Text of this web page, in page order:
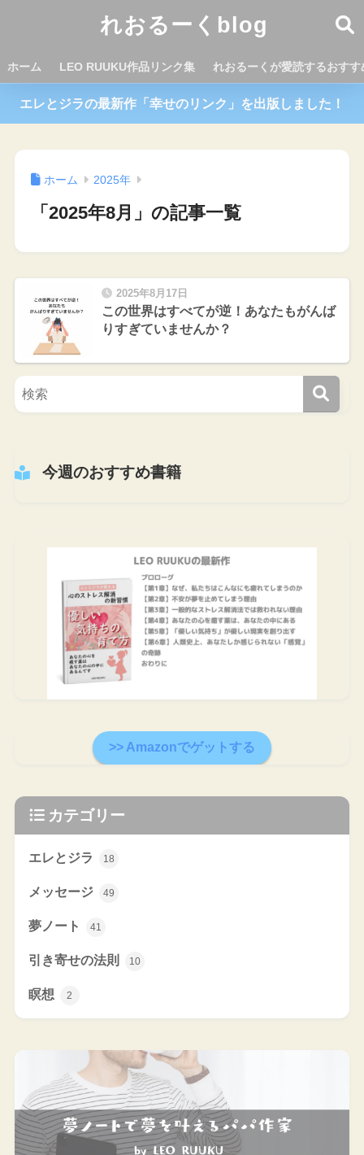
れおるーくblog
ホーム LEO RUUKU作品リンク集 れおるーくが愛読するおすす
エレとジラの最新作「幸せのリンク」を出版しました！
ホーム 2025年
「2025年8月」の記事一覧
2025年8月17日
この世界はすべてが逆！あなたもがんば
りすぎていませんか？
今週のおすすめ書籍
>> Amazonでゲットする
カテゴリー
エレとジラ 18
メッセージ 49
夢ノート 41
引き寄せの法則 10
瞑想 2